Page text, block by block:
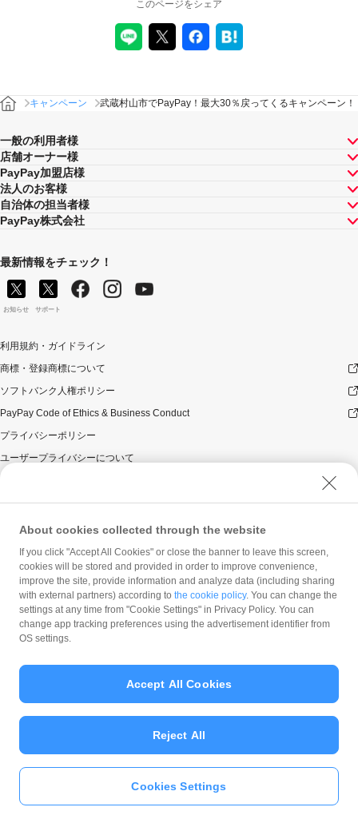
本キャンペーン、PayPay利用特典及びPayPay株式会社
るPayPayボーナスの額が最大となるものが適用されま
す。PayPay株式会社が指定する場合を除き、それらが重
同時開催する他の総付キャンペーンの適用条件を満たす
が上限です（仮にそれぞれ適用すると合計66.5％を超え
る場合は、本キャンペーンによる付与分が縮減されま
す）。ただし、上記上限は、マイナポイント付与期間中
（2020年9月1日～2021年12月31日）のお支払いに適用
されるものであり、2022年1月1日以降は変更予定です。
キャンペーン内容および適用条件を予告なく変更する場
合や、キャンペーン自体を予告なく中止する場合があり
ます。
LINE Pay、Alipay（支付宝）またはヤフーカード以外の
クレジットカードでお支払いされた場合は、本キャンペ
ーンの対象とはなりませんのでご注意ください。また、
PayPayアプリを介さないヤフーカードでのお支払いはキ
ャンペーン対象外です。
対象のお支払方法にてお支払いいただいた際に、仮に本
キャンペーンを適用すると、本キャンペーンによる1カ月
10,000円相当を超えることはございません）。
た場合（以下「取消し等」といいます。）、取消し等の
理由の如何にかかわらず、また、対象店舗による返金の
PayPayアプリをダウンロ
ード＞＞
このページをシェア
キャンペーン 武蔵村山市でPayPay！最大30％戻ってくるキャンペーン！
一般の利用者様
店舗オーナー様
PayPay加盟店様
法人のお客様
自治体の担当者様
PayPay株式会社
最新情報をチェック！
お知らせ サポート
利用規約・ガイドライン
商標・登録商標について
ソフトバンク人権ポリシー
PayPay Code of Ethics & Business Conduct
プライバシーポリシー
ユーザープライバシーについて
ウェブサイト利用規約
反社会的勢力に対する方針
勧誘方針
マネロン等基本方針
カスタマーハラスメントに関する当社の考え方
© PayPay Corporation
About cookies collected through the website
If you click "Accept All Cookies" or close the banner to leave this screen,
cookies will be stored and provided in order to improve convenience,
improve the site, provide information and analyze data (including sharing
with external partners) according to the cookie policy. You can change the
settings at any time from "Cookie Settings" in Privacy Policy. You can
change app tracking preferences using the advertisement identifier from
OS settings.
Cookies Settings
Reject All
Accept All Cookies